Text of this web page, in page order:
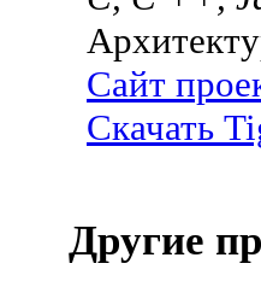
Сайт
Скачать
Другие